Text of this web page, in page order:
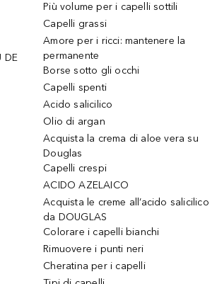
DE
Più volume per i capelli sottili
Capelli grassi
Amore per i ricci: mantenere la
permanente
Borse sotto gli occhi
Capelli spenti
Acido salicilico
Olio di argan
Acquista la crema di aloe vera su
Douglas
Capelli crespi
ACIDO AZELAICO
Acquista le creme all’acido salicilico
da DOUGLAS
Colorare i capelli bianchi
Rimuovere i punti neri
Cheratina per i capelli